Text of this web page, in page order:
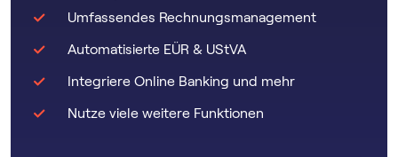
Umfassendes Rechnungsmanagement
Automatisierte EÜR & UStVA
Integriere Online Banking und mehr
Nutze viele weitere Funktionen